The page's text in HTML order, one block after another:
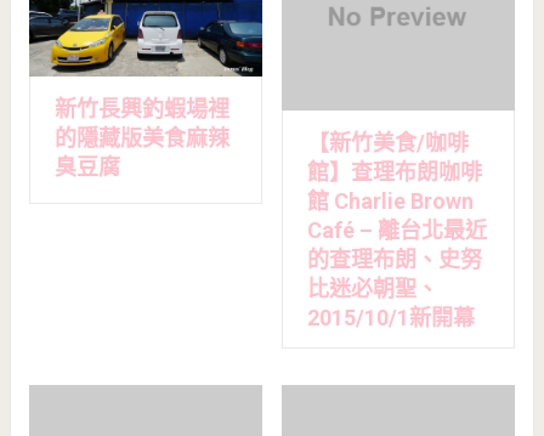
新竹長興釣蝦場裡
的隱藏版美食麻辣
臭豆腐
【新竹美食/咖啡
館】查理布朗咖啡
館 Charlie Brown
Café – 離台北最近
的查理布朗、史努
比迷必朝聖、
2015/10/1新開幕